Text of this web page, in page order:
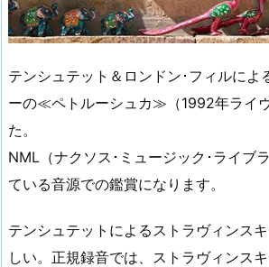
テンシュテット＆ロンドン･フィルによ
ーの≪ペトルーシュカ≫（1992年ライ
た。
NML（ナクソス･ミュージック･ライブ
ている音源での鑑賞になります。
テンシュテットによるストラヴィンス
しい。正規録音では、ストラヴィンス